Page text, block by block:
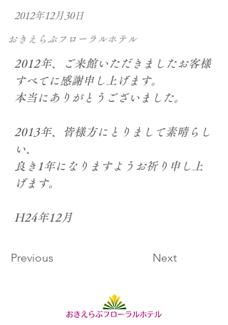
2012年12月30日
おきえらぶフローラルホテル
2012年、ご来館いただきましたお客様
すべてに感謝申し上げます。
本当にありがとうございました。
2013年、皆様方にとりまして素晴らし
い、
良き1年になりますようお祈り申し上
げます。
H24年12月
Previous Next